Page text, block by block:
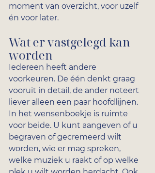
moment van overzicht, voor uzelf
én voor later.
Wat er vastgelegd kan
worden
Iedereen heeft andere
voorkeuren. De één denkt graag
vooruit in detail, de ander noteert
liever alleen een paar hoofdlijnen.
In het wensenboekje is ruimte
voor beide. U kunt aangeven of u
begraven of gecremeerd wilt
worden, wie er mag spreken,
welke muziek u raakt of op welke